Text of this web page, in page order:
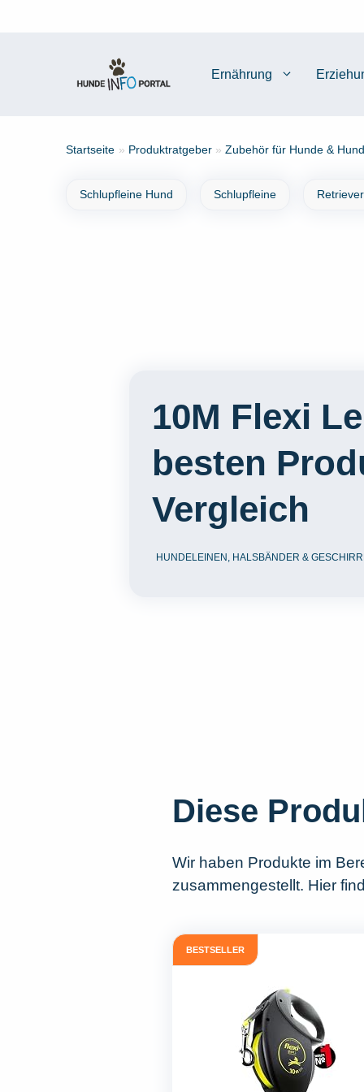
Ernährung
Startseite » Produktratgeber » Zubehör für Hunde &
Schlupfleine Hund Schlupfleine
10M Flexi
besten
Vergleich
HUNDELEINEN, HALSBÄNDER &
Diese
Wir haben Produkte im
zusammengestellt. Hier
BESTSELLER